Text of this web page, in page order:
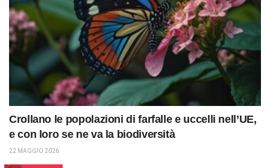
Crollano le popolazioni di farfalle e uccelli nell’UE,
e con loro se ne va la biodiversità
22 MAGGIO 2026